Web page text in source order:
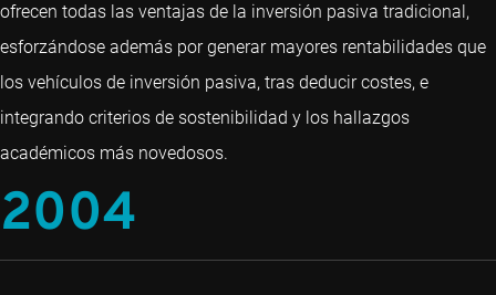
ofrecen todas las ventajas de la inversión pasiva tradicional,
esforzándose además por generar mayores rentabilidades que
los vehículos de inversión pasiva, tras deducir costes, e
integrando criterios de sostenibilidad y los hallazgos
académicos más novedosos.
2004